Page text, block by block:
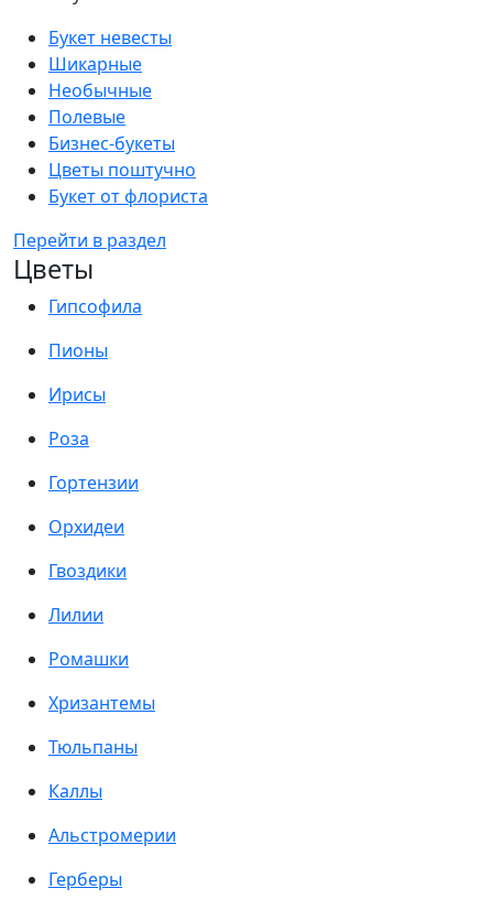
Букет невесты
Шикарные
Необычные
Полевые
Бизнес-букеты
Цветы поштучно
Букет от флориста
Перейти в раздел
Цветы
Гипсофила
Пионы
Ирисы
Роза
Гортензии
Орхидеи
Гвоздики
Лилии
Ромашки
Хризантемы
Тюльпаны
Каллы
Альстромерии
Герберы